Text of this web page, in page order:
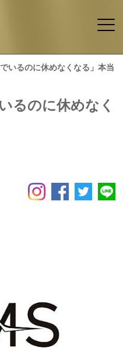
いるのに休めなくなる」本当
るのに休めなく